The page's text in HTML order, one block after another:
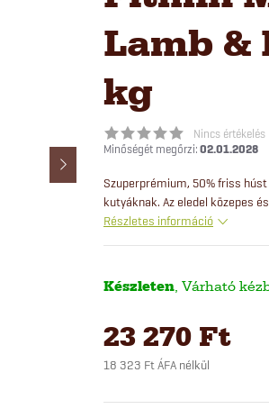
Lamb &
kg
Nincs értékelés
02.01.2028
Szuperprémium, 50% friss
kutyáknak. Az eledel közepes
Részletes információ
Készleten
23 270 Ft
18 323 Ft ÁFA nélkül